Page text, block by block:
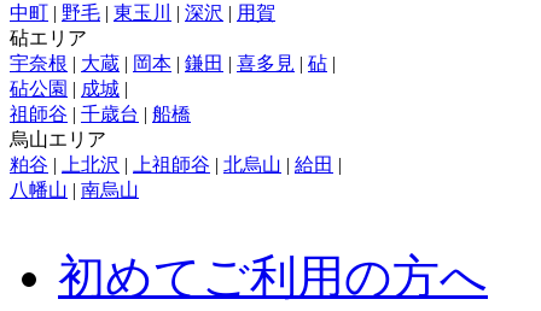
中町 | 野毛 | 東玉川 | 深沢 | 用賀
砧エリア
宇奈根 | 大蔵 | 岡本 | 鎌田 | 喜多見 | 砧 |
砧公園 | 成城 |
祖師谷 | 千歳台 | 船橋
烏山エリア
粕谷 | 上北沢 | 上祖師谷 | 北烏山 | 給田 |
八幡山 | 南烏山
初めてご利用の方へ